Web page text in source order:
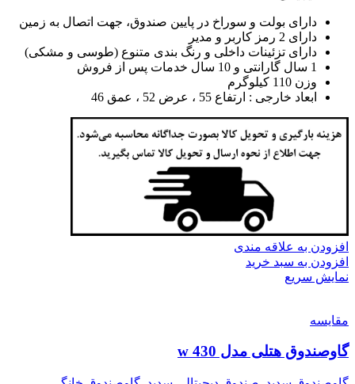
دارای بولت و سوراخ در پایین صندوق، جهت اتصال به زمین
دارای 2 رمز کاربر و مدیر
دارای تزئینات داخلی و رنگ بندی متنوع (طوسی و مشکی)
1 سال گارانتی و 10 سال خدمات پس از فروش
وزن 110 کیلوگرم
ابعاد خارجی : ارتفاع 55 ، عرض 52 ، عمق 46
افزودن به علاقه مندی
افزودن به سبد خرید
نمایش سریع
مقايسه
گاوصندوق هتلی مدل w 430